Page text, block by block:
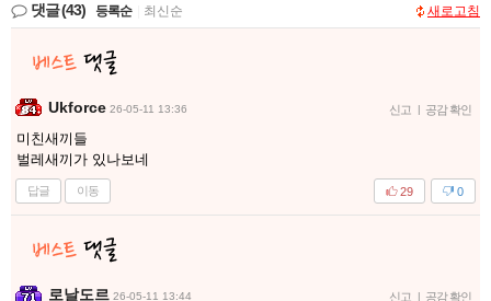
댓글(43) 등록순 최신순 새로고침
Ukforce 26-05-11 13:36 신고 | 공감 확인
미친새끼들
벌레새끼가 있나보네
답글 이동 0
29
로날도르 26-05-11 13:44 신고 | 공감 확인